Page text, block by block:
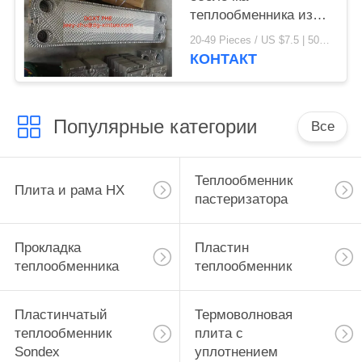
теплообменника из
нержавеющей стали 20-49 Pieces / US $7.5 | 50-199 Pieces / US $6.9 | 200+ Pieces / US $6.6 MOQ:1
КОНТАКТ
Популярные категории Все
Плита и рама HX
Теплообменник
пастеризатора
Прокладка
теплообменника
Пластин
теплообменник
Пластинчатый
теплообменник
Sondex
Термоволновая
плита с
уплотнением